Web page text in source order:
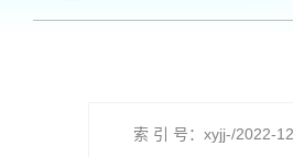
索 引 号：xyjj-/2022-